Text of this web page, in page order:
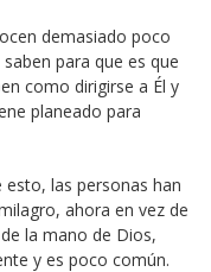
demasiado poco
para que es que
como dirigirse a Él y
planeado para
esto, las personas han
ahora en vez de
la mano de Dios,
y es poco común.